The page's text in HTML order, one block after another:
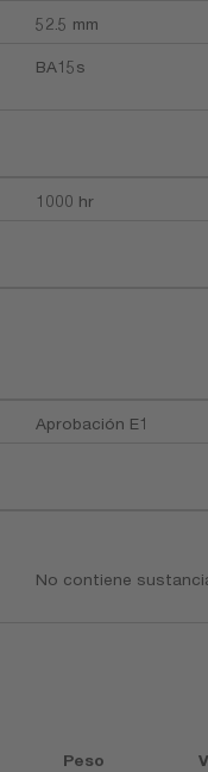
52.5 mm
BA15s
1000 hr
Aprobación E1
No contiene
Peso